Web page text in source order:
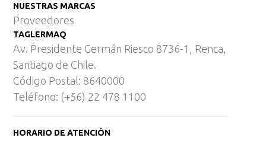
NUESTRAS MARCAS
Proveedores
TAGLERMAQ
Av. Presidente Germán Riesco 8736-1, Renca,
Santiago de Chile.
Código Postal: 8640000
Teléfono: (+56) 22 478 1100
HORARIO DE ATENCIÓN